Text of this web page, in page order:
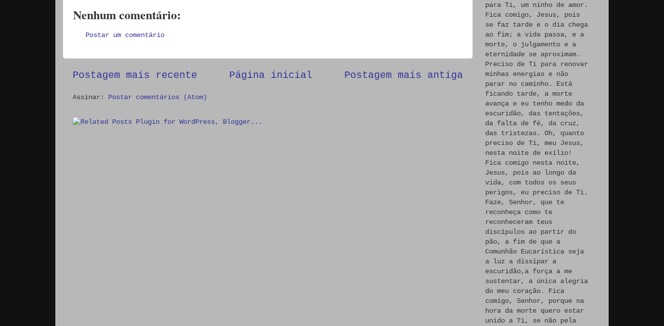
Nenhum comentário:
Postar um comentário
Postagem mais recente Postagem mais antiga
Página inicial
Assinar: Postar comentários (Atom)
para Ti, um ninho de amor.
Fica comigo, Jesus, pois
se faz tarde e o dia chega
ao fim; a vida passa, e a
morte, o julgamento e a
eternidade se aproximam.
Preciso de Ti para renovar
minhas energias e não
parar no caminho. Está
ficando tarde, a morte
avança e eu tenho medo da
escuridão, das tentações,
da falta de fé, da cruz,
das tristezas. Oh, quanto
preciso de Ti, meu Jesus,
nesta noite de exílio!
Fica comigo nesta noite,
Jesus, pois ao longo da
vida, com todos os seus
perigos, eu preciso de Ti.
Faze, Senhor, que te
reconheça como te
reconheceram teus
discípulos ao partir do
pão, a fim de que a
Comunhão Eucarística seja
a luz a dissipar a
escuridão,a força a me
sustentar, a única alegria
do meu coração. Fica
comigo, Senhor, porque na
hora da morte quero estar
unido a Ti, se não pela